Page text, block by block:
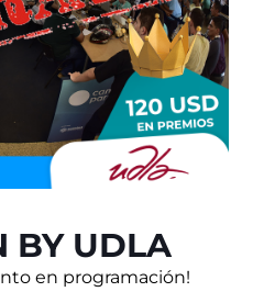
BY UDLA
en programación!